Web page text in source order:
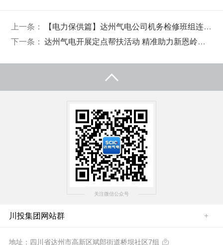
上一条：
【电力保供篇】达州气电公司机务检修班组连夜突击更换#1机组进气滤网
下一条：
达州气电开展定点帮扶活动 精准助力新恩岭村发展
关注微信公众号
川投集团网站群
地址：四川省达州市高新区斌郎街道桥坝社区7组 